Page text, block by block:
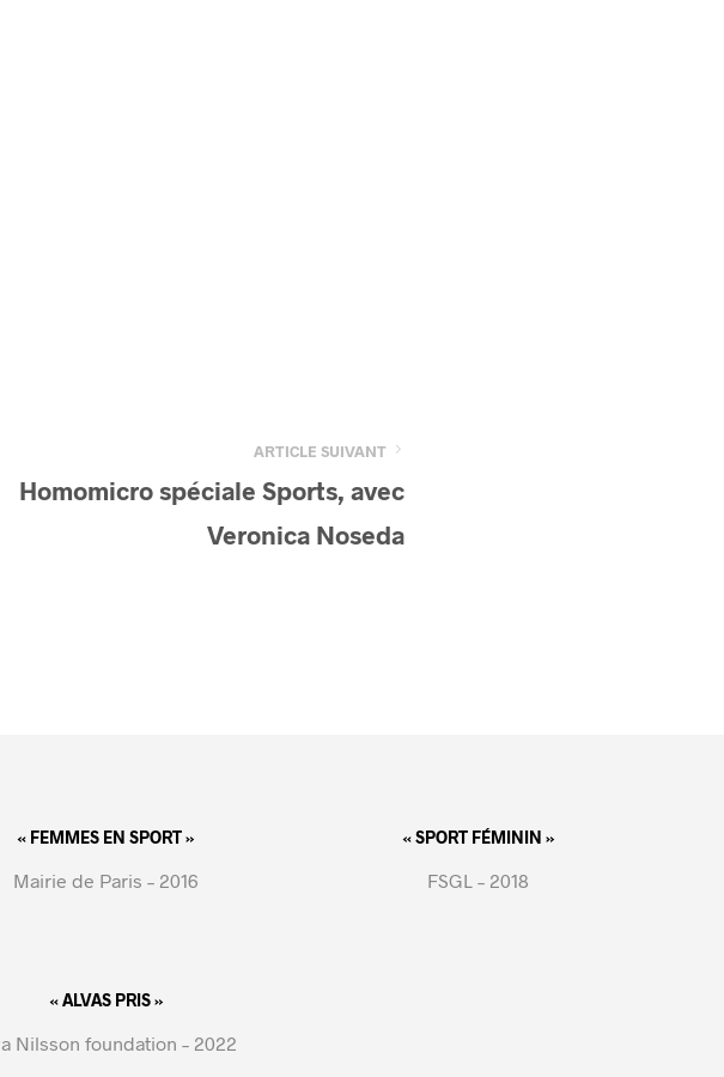
ARTICLE SUIVANT
Homomicro spéciale Sports, avec
Veronica Noseda
« FEMMES EN SPORT »
Mairie de Paris – 2016
« SPORT FÉMININ »
FSGL – 2018
« ALVAS PRIS »
Nilsson foundation – 2022